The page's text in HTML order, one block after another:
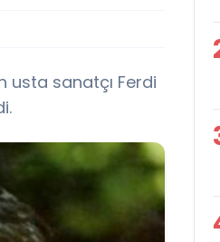
usta sanatçı Ferdi